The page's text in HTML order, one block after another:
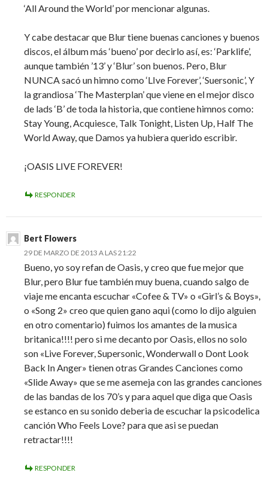
‘All Around the World’ por mencionar algunas.
Y cabe destacar que Blur tiene buenas canciones y buenos
discos, el álbum más ‘bueno’ por decirlo así, es: ‘Parklife’,
aunque también ’13’ y ‘Blur’ son buenos. Pero, Blur
NUNCA sacó un himno como ‘LIve Forever’, ‘Suersonic’, Y
la grandiosa ‘The Masterplan’ que viene en el mejor disco
de lads ‘B’ de toda la historia, que contiene himnos como:
Stay Young, Acquiesce, Talk Tonight, Listen Up, Half The
World Away, que Damos ya hubiera querido escribir.
¡OASIS LIVE FOREVER!
RESPONDER
Bert Flowers
29 DE MARZO DE 2013 A LAS 21:22
Bueno, yo soy refan de Oasis, y creo que fue mejor que
Blur, pero Blur fue también muy buena, cuando salgo de
viaje me encanta escuchar «Cofee & TV» o «Girl’s & Boys»,
o «Song 2» creo que quien gano aqui (como lo dijo alguien
en otro comentario) fuimos los amantes de la musica
britanica!!!! pero si me decanto por Oasis, ellos no solo
son «Live Forever, Supersonic, Wonderwall o Dont Look
Back In Anger» tienen otras Grandes Canciones como
«Slide Away» que se me asemeja con las grandes canciones
de las bandas de los 70’s y para aquel que diga que Oasis
se estanco en su sonido deberia de escuchar la psicodelica
canción Who Feels Love? para que asi se puedan
retractar!!!!
RESPONDER